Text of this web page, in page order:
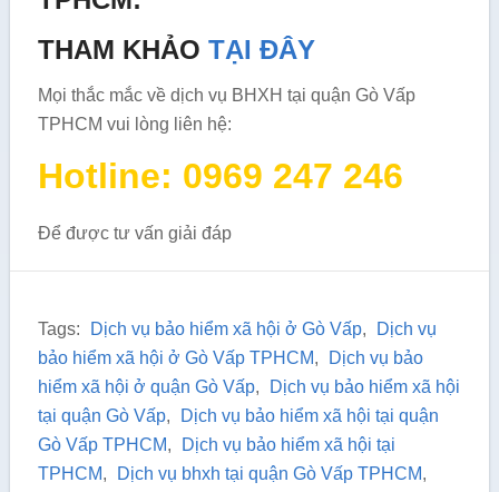
THAM KHẢO TẠI ĐÂY
Mọi thắc mắc về dịch vụ BHXH tại quận Gò Vấp
TPHCM vui lòng liên hệ:
Hotline: 0969 247 246
Để được tư vấn giải đáp
Tags: Dịch vụ bảo hiểm xã hội ở Gò Vấp,
Dịch vụ
bảo hiểm xã hội ở Gò Vấp TPHCM,
Dịch vụ bảo
hiểm xã hội ở quận Gò Vấp,
Dịch vụ bảo hiểm xã hội
tại quận Gò Vấp,
Dịch vụ bảo hiểm xã hội tại quận
Gò Vấp TPHCM,
Dịch vụ bảo hiểm xã hội tại
TPHCM, Dịch vụ bhxh tại quận Gò Vấp TPHCM,